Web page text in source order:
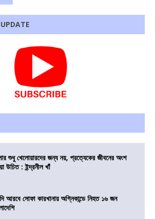
শুধু খেলোয়ারদের জন্য নয়, প্রত্যেকের জীবনের অংশ
উচিত : ইন্দ্রনীল খাঁ
আরবে সোফা কারখানায় অগ্নিকান্ডে নিহত ১৬ জন